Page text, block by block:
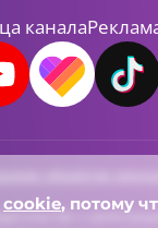
канала
о
cookie, потому